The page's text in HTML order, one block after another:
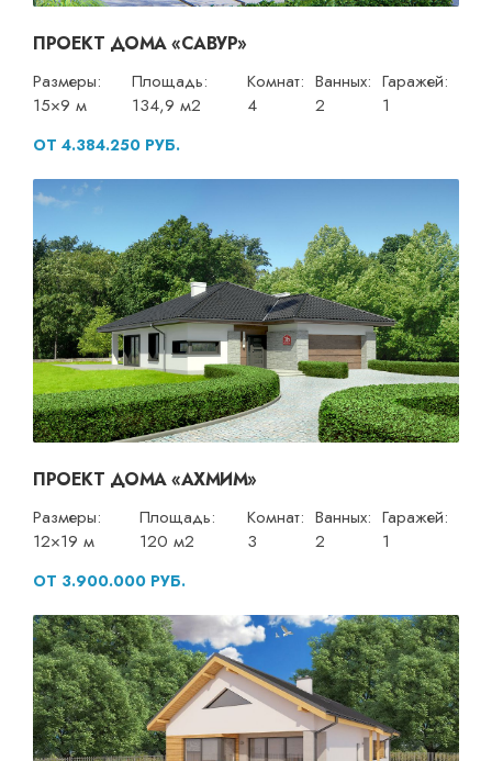
ПРОЕКТ ДОМА «САВУР»
Размеры:
15×9 м
Площадь:
134,9 м2
Комнат:
4
Ванных:
2
Гаражей:
1
ОТ 4.384.250 РУБ.
ПРОЕКТ ДОМА «АХМИМ»
Размеры:
12×19 м
Площадь:
120 м2
Комнат:
3
Ванных:
2
Гаражей:
1
ОТ 3.900.000 РУБ.